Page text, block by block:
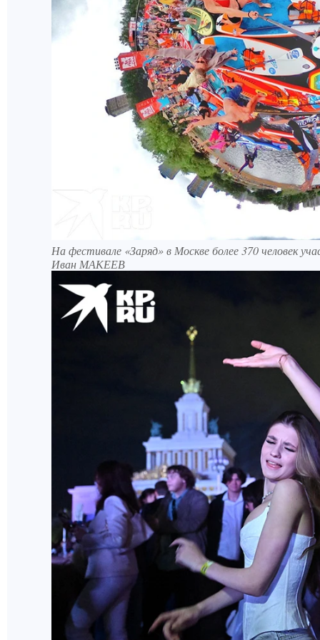
На фестивале «Заряд» в Москве более 370 человек
Иван МАКЕЕВ